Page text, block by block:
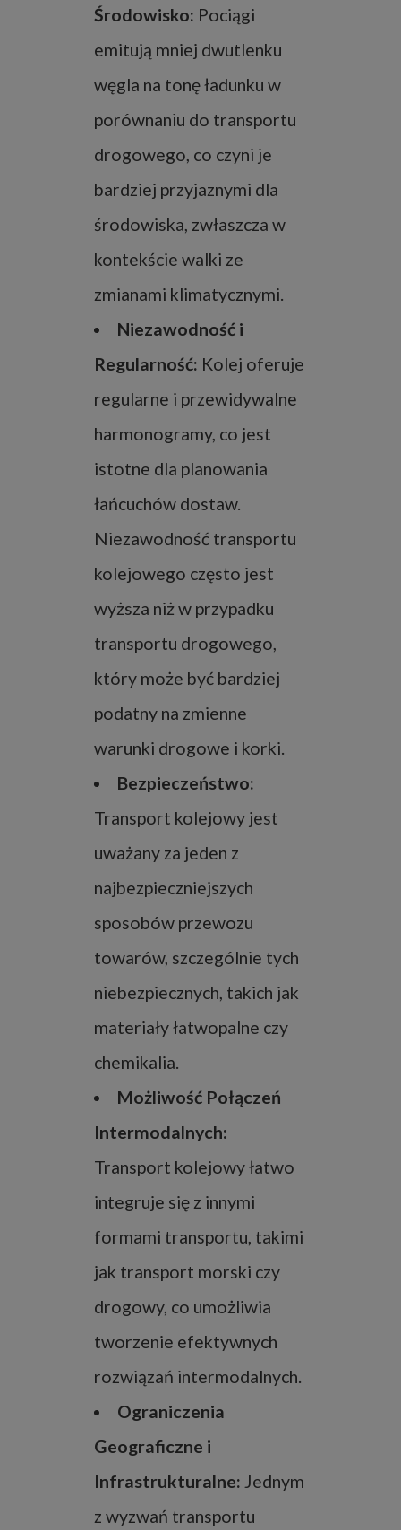
Środowisko: Pociągi
emitują mniej dwutlenku
węgla na tonę ładunku w
porównaniu do transportu
drogowego, co czyni je
bardziej przyjaznymi dla
środowiska, zwłaszcza w
kontekście walki ze
zmianami klimatycznymi.
Niezawodność i
Regularność: Kolej oferuje
regularne i przewidywalne
harmonogramy, co jest
istotne dla planowania
łańcuchów dostaw.
Niezawodność transportu
kolejowego często jest
wyższa niż w przypadku
transportu drogowego,
który może być bardziej
podatny na zmienne
warunki drogowe i korki.
Bezpieczeństwo:
Transport kolejowy jest
uważany za jeden z
najbezpieczniejszych
sposobów przewozu
towarów, szczególnie tych
niebezpiecznych, takich jak
materiały łatwopalne czy
chemikalia.
Możliwość Połączeń
Intermodalnych:
Transport kolejowy łatwo
integruje się z innymi
formami transportu, takimi
jak transport morski czy
drogowy, co umożliwia
tworzenie efektywnych
rozwiązań intermodalnych.
Ograniczenia
Geograficzne i
Infrastrukturalne: Jednym
z wyzwań transportu